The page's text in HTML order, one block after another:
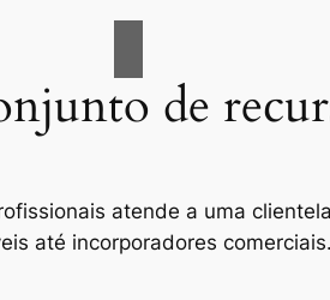
de
atende a uma
até incorporadores comerciais.